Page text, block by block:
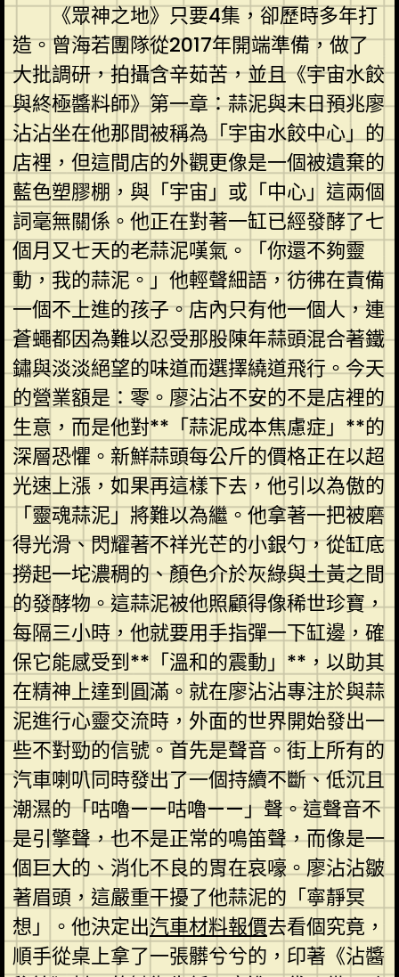
《眾神之地》只要4集，卻歷時多年打
造。曾海若團隊從2017年開端準備，做了
大批調研，拍攝含辛茹苦，並且《宇宙水餃
與終極醬料師》第一章：蒜泥與末日預兆廖
沾沾坐在他那間被稱為「宇宙水餃中心」的
店裡，但這間店的外觀更像是一個被遺棄的
藍色塑膠棚，與「宇宙」或「中心」這兩個
詞毫無關係。他正在對著一缸已經發酵了七
個月又七天的老蒜泥嘆氣。「你還不夠靈
動，我的蒜泥。」他輕聲細語，彷彿在責備
一個不上進的孩子。店內只有他一個人，連
蒼蠅都因為難以忍受那股陳年蒜頭混合著鐵
鏽與淡淡絕望的味道而選擇繞道飛行。今天
的營業額是：零。廖沾沾不安的不是店裡的
生意，而是他對**「蒜泥成本焦慮症」**的
深層恐懼。新鮮蒜頭每公斤的價格正在以超
光速上漲，如果再這樣下去，他引以為傲的
「靈魂蒜泥」將難以為繼。他拿著一把被磨
得光滑、閃耀著不祥光芒的小銀勺，從缸底
撈起一坨濃稠的、顏色介於灰綠與土黃之間
的發酵物。這蒜泥被他照顧得像稀世珍寶，
每隔三小時，他就要用手指彈一下缸邊，確
保它能感受到**「溫和的震動」**，以助其
在精神上達到圓滿。就在廖沾沾專注於與蒜
泥進行心靈交流時，外面的世界開始發出一
些不對勁的信號。首先是聲音。街上所有的
汽車喇叭同時發出了一個持續不斷、低沉且
潮濕的「咕嚕——咕嚕——」聲。這聲音不
是引擎聲，也不是正常的鳴笛聲，而像是一
個巨大的、消化不良的胃在哀嚎。廖沾沾皺
著眉頭，這嚴重干擾了他蒜泥的「寧靜冥
想」。他決定出汽車材料報價去看個究竟，
順手從桌上拿了一張髒兮兮的，印著《沾醬